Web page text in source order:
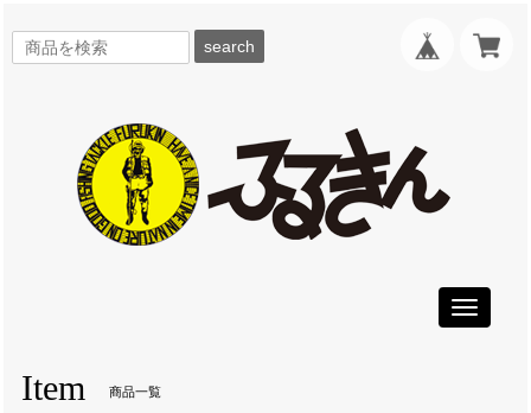
search
Toggle
Item 商品一覧